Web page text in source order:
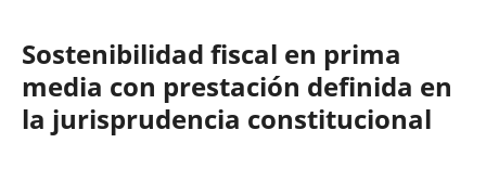
Sostenibilidad fiscal en prima
media con prestación definida en
la jurisprudencia constitucional